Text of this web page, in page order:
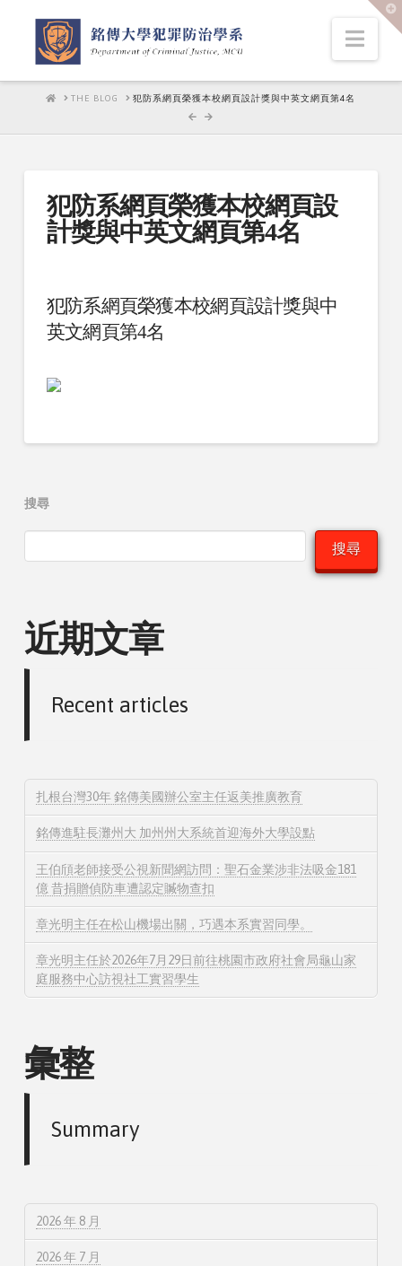
HOME
THE BLOG 犯防系網頁榮獲本校網頁設計獎與中英文網頁第4名
犯防系網頁榮獲本校網頁設
計獎與中英文網頁第4名
犯防系網頁榮獲本校網頁設計獎與中
英文網頁第4名
搜尋
搜尋
近期文章
Recent articles
扎根台灣30年 銘傳美國辦公室主任返美推廣教育
銘傳進駐長灘州大 加州州大系統首迎海外大學設點
王伯頎老師接受公視新聞網訪問：聖石金業涉非法吸金181
億 昔捐贈偵防車遭認定贓物查扣
章光明主任在松山機場出關，巧遇本系實習同學。
章光明主任於2026年7月29日前往桃園市政府社會局龜山家
庭服務中心訪視社工實習學生
彙整
Summary
2026 年 8 月
2026 年 7 月